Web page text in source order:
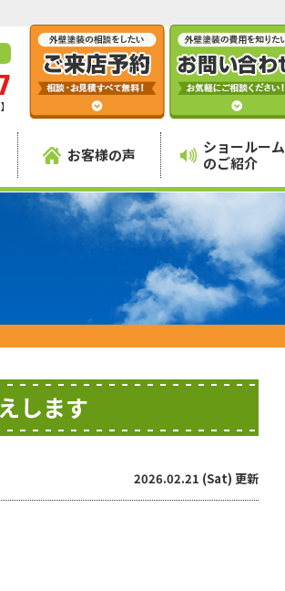
お客様の声
ショールーム
のご紹介
します
2026.02.21 (Sat) 更新